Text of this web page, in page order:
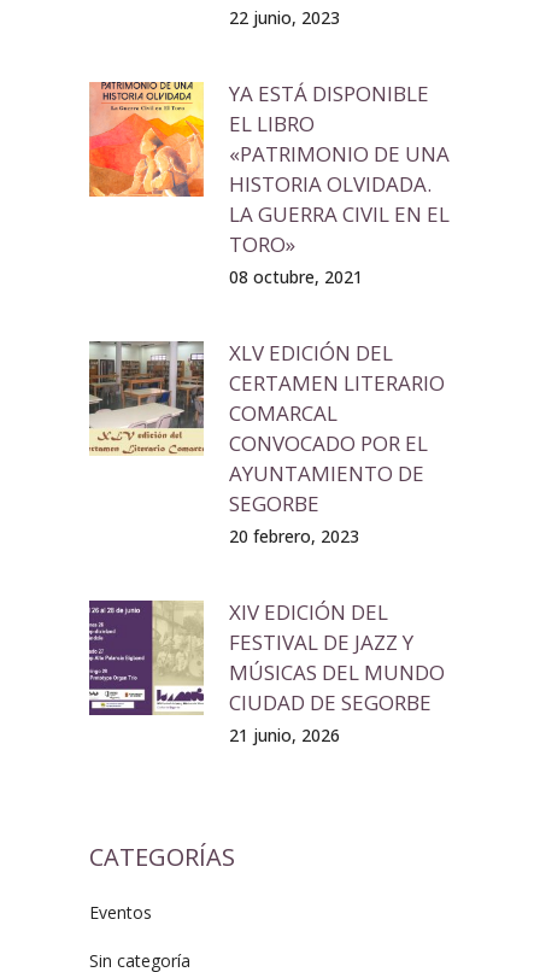
22 junio, 2023
YA ESTÁ DISPONIBLE
EL LIBRO
«PATRIMONIO DE UNA
HISTORIA OLVIDADA.
LA GUERRA CIVIL EN EL
TORO»
08 octubre, 2021
XLV EDICIÓN DEL
CERTAMEN LITERARIO
COMARCAL
CONVOCADO POR EL
AYUNTAMIENTO DE
SEGORBE
20 febrero, 2023
XIV EDICIÓN DEL
FESTIVAL DE JAZZ Y
MÚSICAS DEL MUNDO
CIUDAD DE SEGORBE
21 junio, 2026
CATEGORÍAS
Eventos
Sin categoría